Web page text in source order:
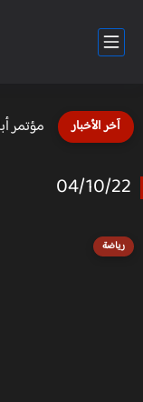
آخر الأخبار أسعار الذهب
04/10/22
رياضة